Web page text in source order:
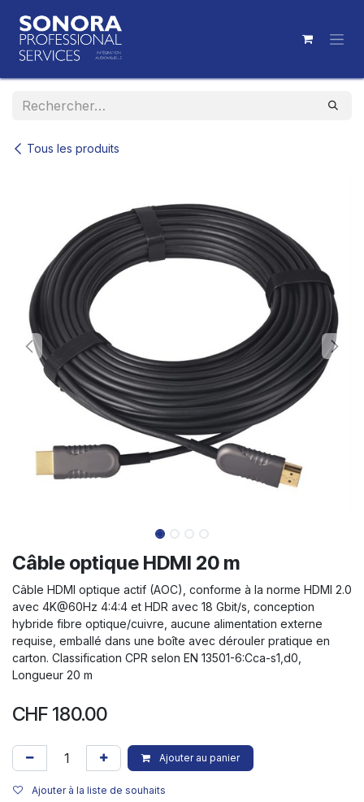
Tous les produits
Câble optique HDMI 20 m
Câble HDMI optique actif (AOC), conforme à la norme HDMI 2.0
avec 4K@60Hz 4:4:4 et HDR avec 18 Gbit/s, conception
hybride fibre optique/cuivre, aucune alimentation externe
requise, emballé dans une boîte avec dérouler pratique en
carton. Classification CPR selon EN 13501-6:Cca-s1,d0,
Longueur 20 m
CHF 180.00
Ajouter au panier
Ajouter à la liste de souhaits